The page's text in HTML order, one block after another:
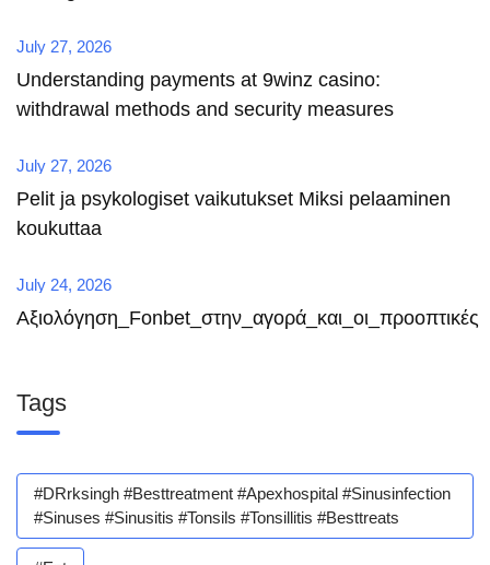
July 27, 2026
Understanding payments at 9winz casino:
withdrawal methods and security measures
July 27, 2026
Pelit ja psykologiset vaikutukset Miksi pelaaminen
koukuttaa
July 24, 2026
Αξιολόγηση_Fonbet_στην_αγορά_και_οι_προοπτικές
Tags
#DRrksingh #besttreatment #apexhospital #sinusinfection
#sinuses #sinusitis #tonsils #tonsillitis #besttreats